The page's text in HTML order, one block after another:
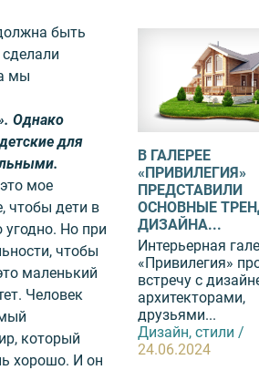
быть
мы
Однако
для
мое
чтобы дети в
Но при
чтобы
маленький
Человек
который
хорошо. И он
В ГАЛЕРЕЕ
«ПРИВИЛЕГИЯ»
ПРЕДСТАВИЛИ
ОСНОВНЫЕ
ДИЗАЙНА...
Интерьерная
«Привилегия»
встречу с
архитекторами,
друзьями...
Дизайн, стили /
24.06.2024